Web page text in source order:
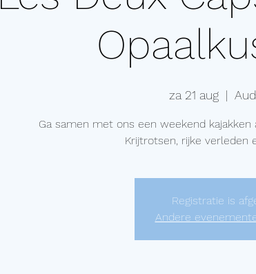
za 21 aug
  |
Ga samen met ons een weekend
Krijtrotsen, rijke verleden
Registratie is
Andere